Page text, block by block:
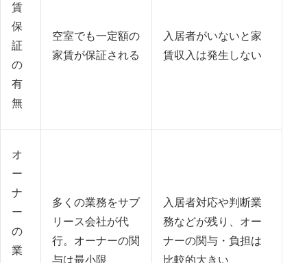
賃
保
証
の
有
無
空室でも一定額の
家賃が保証される
入居者がいないと家
賃収入は発生しない
オ
ー
ナ
ー
の
業
多くの業務をサブ
リース会社が代
行。オーナーの関
与は最小限
入居者対応や判断業
務などが残り、オー
ナーの関与・負担は
比較的大きい